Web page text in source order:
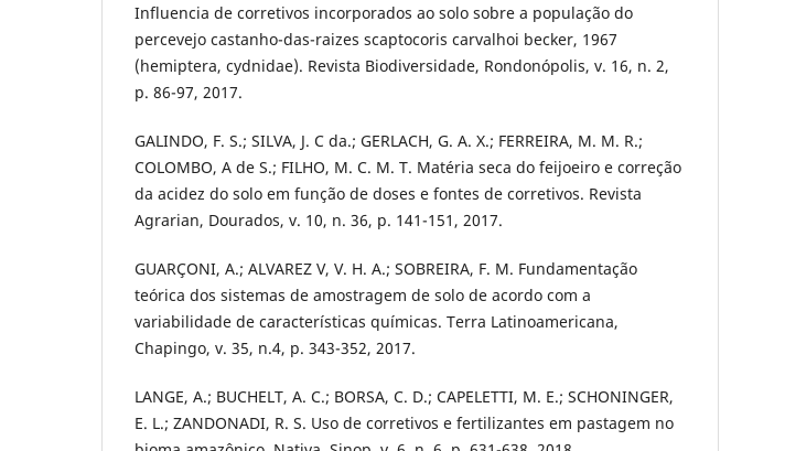
Influencia de corretivos incorporados ao solo sobre a população do
percevejo castanho-das-raizes scaptocoris carvalhoi becker, 1967
(hemiptera, cydnidae). Revista Biodiversidade, Rondonópolis, v. 16, n. 2,
p. 86-97, 2017.
GALINDO, F. S.; SILVA, J. C da.; GERLACH, G. A. X.; FERREIRA, M. M. R.;
COLOMBO, A de S.; FILHO, M. C. M. T. Matéria seca do feijoeiro e correção
da acidez do solo em função de doses e fontes de corretivos. Revista
Agrarian, Dourados, v. 10, n. 36, p. 141-151, 2017.
GUARÇONI, A.; ALVAREZ V, V. H. A.; SOBREIRA, F. M. Fundamentação
teórica dos sistemas de amostragem de solo de acordo com a
variabilidade de características químicas. Terra Latinoamericana,
Chapingo, v. 35, n.4, p. 343-352, 2017.
LANGE, A.; BUCHELT, A. C.; BORSA, C. D.; CAPELETTI, M. E.; SCHONINGER,
E. L.; ZANDONADI, R. S. Uso de corretivos e fertilizantes em pastagem no